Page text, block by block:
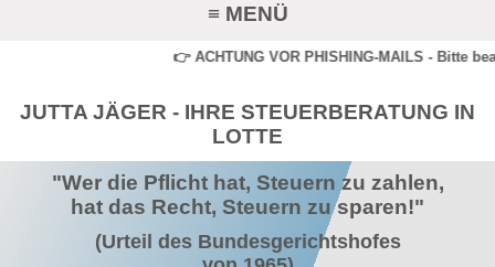
≡ MENÜ
LEISTUNGEN
STEUERBERATUNG
RECHNUNGSWESEN
👉 ACHTUNG VOR PHISHING-MAILS - Bitte
JUTTA JÄGER - IHRE STEUERBERATUNG IN
LOTTE
"Wer die Pflicht hat, Steuern zu zahlen,
hat das Recht, Steuern zu sparen!"
(Urteil des Bundesgerichtshofes